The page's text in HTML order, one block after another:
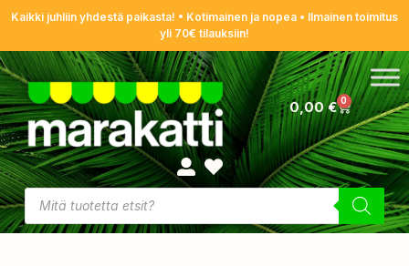
Kaikki juhliin yhdestä paikasta! • Kotimainen ja nopea • Ilmainen toimitus
yli 70€ tilauksiin!
0,00€ 0